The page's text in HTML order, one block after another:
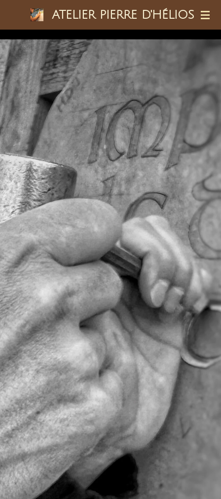
Passer
au
contenu
principal
ATELIER PIERRE D'HÉLIOS